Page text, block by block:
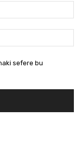
sefere bu